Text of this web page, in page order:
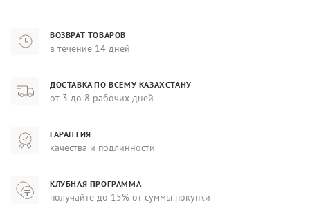
ВОЗВРАТ ТОВАРОВ
в течение 14 дней
ДОСТАВКА ПО ВСЕМУ КАЗАХСТАНУ
от 3 до 8 рабочих дней
ГАРАНТИЯ
качества и подлинности
КЛУБНАЯ ПРОГРАММА
получайте до 15% от суммы покупки